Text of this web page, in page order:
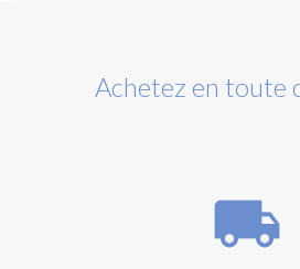
Achetez en toute
local_shipping